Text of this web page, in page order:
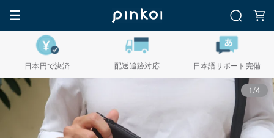
日本円で決済 配送追跡対応 日本語サポート完備
1/4